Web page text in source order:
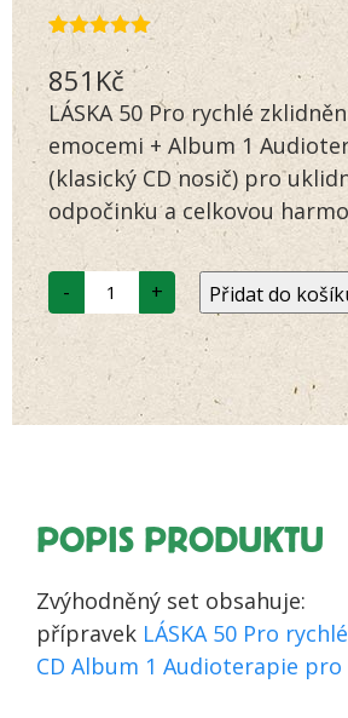
Hodnoceno
5.00z 5 na
základě
2
hodnocení
851 Kč
LÁSKA 50 Pro rychlé
emocemi + Album 1
(klasický CD nosič) pro
odpočinku a celkovou
- Pro
rychlé
zklidnění
Audioterapie
množství
+ Přidat do
POPIS PRODUKTU
Zvýhodněný set obsahuje:
přípravek LÁSKA 50 Pro
CD Album 1 Audioterapie pro